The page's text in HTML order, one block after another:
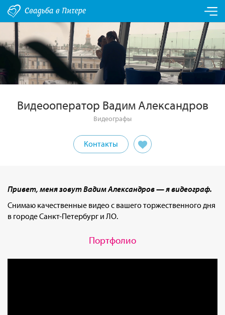
Видеооператор Вадим Александров
Видеографы
Контакты
Привет, меня зовут Вадим Александров — я видеограф.
Снимаю качественные видео с вашего торжественного дня
в городе Санкт-Петербург и ЛО.
Портфолио